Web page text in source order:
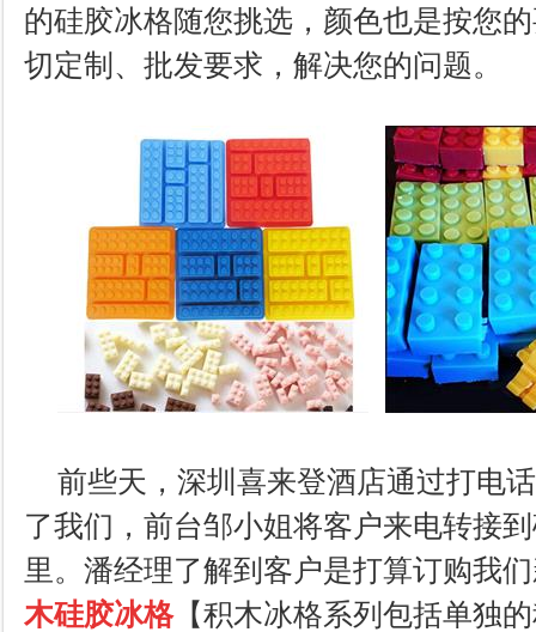
的硅胶冰格随您挑选，颜色也是按您
切定制、批发要求，解决您的问题。
前些天，深圳喜来登酒店通过打电
了我们，前台邹小姐将客户来电转接
里。潘经理了解到客户是打算订购我
木硅胶冰格【积木冰格系列包括单独